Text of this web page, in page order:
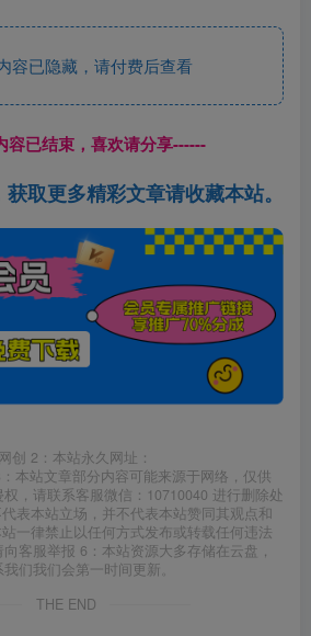
已隐藏，请付费后查看
容已结束，喜欢请分享------
取更多精彩文章请收藏本站。
创 2：本站永久网址：
本站文章部分内容可能来源于网络，仅供
，请联系客服微信：10710040 进行删除处
表本站立场，并不代表本站赞同其观点和
一律禁止以任何方式发布或转载任何违法
客服举报 6：本站资源大多存储在云盘，
们我们会第一时间更新。
THE END